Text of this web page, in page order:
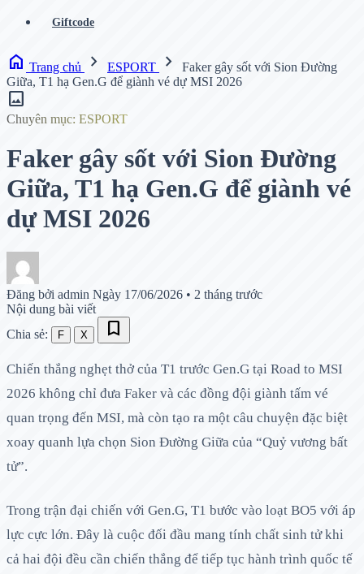
Giftcode
home Trang chủ chevron_right ESPORT chevron_right
Faker gây sốt với Sion Đường
Giữa, T1 hạ Gen.G để giành vé dự MSI 2026
image
Chuyên mục: ESPORT
Faker gây sốt với Sion Đường
Giữa, T1 hạ Gen.G để giành vé
dự MSI 2026
Đăng bởi admin Ngày 17/06/2026 • 2 tháng trước
Nội dung bài viết
Chia sẻ:
F X bookmark
Chiến thắng nghẹt thở của T1 trước Gen.G tại Road to MSI
2026 không chỉ đưa Faker và các đồng đội giành tấm vé
quan trọng đến MSI, mà còn tạo ra một câu chuyện đặc biệt
xoay quanh lựa chọn Sion Đường Giữa của “Quỷ vương bất
tử”.
Trong trận đại chiến với Gen.G, T1 bước vào loạt BO5 với áp
lực cực lớn. Đây là cuộc đối đầu mang tính chất sinh tử khi
cả hai đội đều cần chiến thắng để tiếp tục hành trình quốc tế